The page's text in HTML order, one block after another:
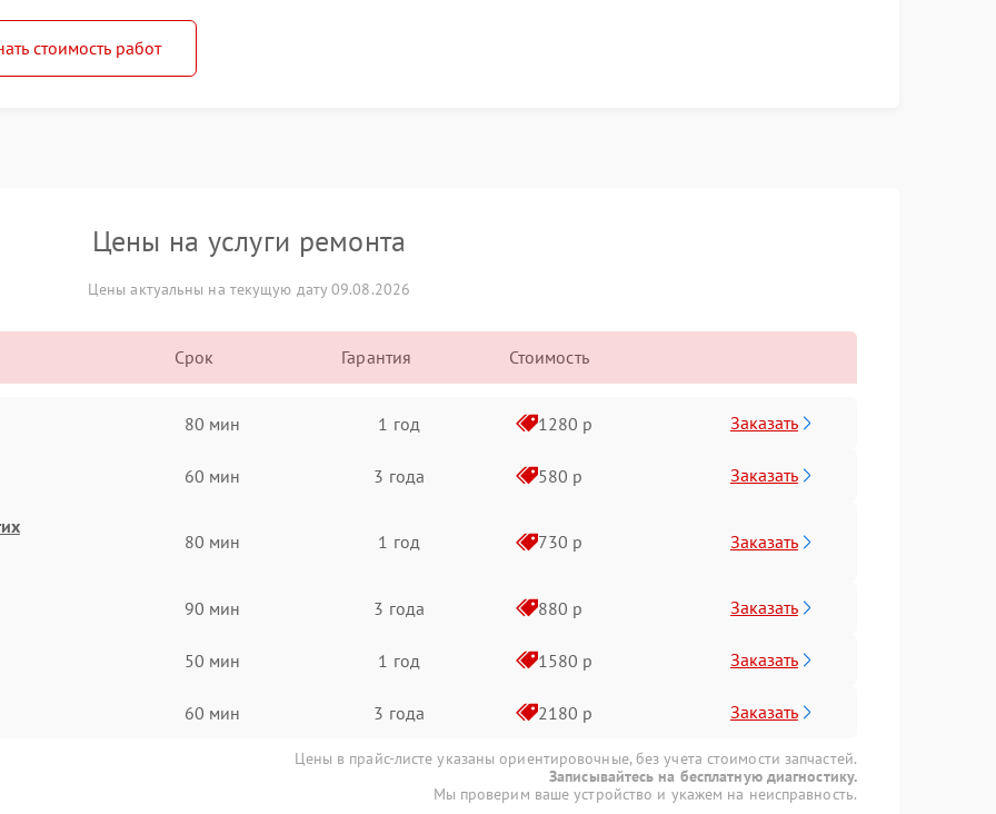
стоимость работ
Цены на услуги ремонта
Цены актуальны на текущую дату 09.08.2026
Срок Гарантия Стоимость
80 мин 1 год 1280 р Заказать
60 мин 3 года 580 р Заказать
80 мин 1 год 730 р Заказать
90 мин 3 года 880 р Заказать
50 мин 1 год 1580 р Заказать
60 мин 3 года 2180 р Заказать
Цены в прайс-листе указаны ориентировочные, без учета стоимости запчастей.
Записывайтесь на бесплатную диагностику.
Мы проверим ваше устройство и укажем на неисправность.